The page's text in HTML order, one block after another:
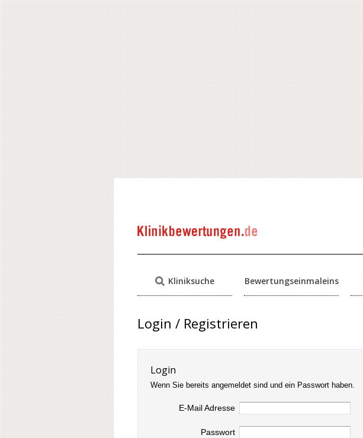
Kliniksuche Bewertungseinmaleins
Login / Registrieren
Login
Wenn Sie bereits angemeldet sind und ein Passwort haben.
E-Mail Adresse
Passwort